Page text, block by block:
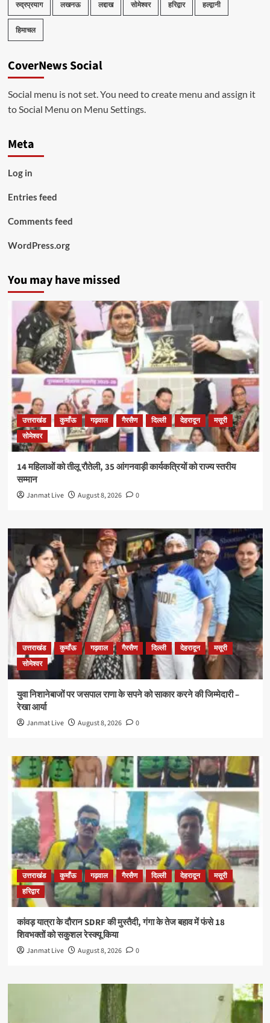
रुद्रप्रयाग लखनऊ लद्दाख सोमेश्वर हरिद्वार हल्द्वानी
हिमाचल
CoverNews Social
Social menu is not set. You need to create menu and assign it
to Social Menu on Menu Settings.
Meta
Log in
Entries feed
Comments feed
WordPress.org
You may have missed
उत्तराखंड कुमाँऊ गढ़वाल गैरसैण दिल्ली देहरादून
मसूरी
सोमेश्वर
14 महिलाओं को तीलू रौतेली, 35 आंगनवाड़ी कार्यकत्रियों को राज्य स्तरीय
सम्मान
Janmat Live August 8, 2026 0
उत्तराखंड कुमाँऊ गढ़वाल गैरसैण दिल्ली देहरादून
मसूरी
सोमेश्वर
युवा निशानेबाजों पर जसपाल राणा के सपने को साकार करने की जिम्मेदारी –
रेखा आर्या
Janmat Live August 8, 2026 0
उत्तराखंड कुमाँऊ गढ़वाल गैरसैण दिल्ली देहरादून
मसूरी
हरिद्वार
कांवड़ यात्रा के दौरान SDRF की मुस्तैदी, गंगा के तेज बहाव में फंसे 18
शिवभक्तों को सकुशल रेस्क्यू किया
Janmat Live August 8, 2026 0